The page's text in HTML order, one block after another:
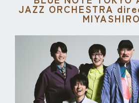
JAZZ ORCHESTRA
MIYASHIRO